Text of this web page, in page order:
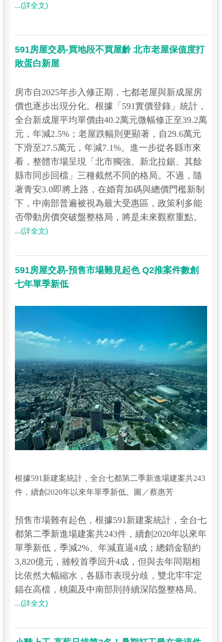
...(詳全文)
591房屋交易-買地段不買屋齡 北市老屋保值度打
敗蛋白新屋
房市自2025年步入修正期，七都老屋與新成屋房
價也逐步出現分化。根據「591實價登錄」統計，
全台新成屋平均單價由40.2萬元微幅修正至39.2萬
元，年減2.5%；老屋跌幅則更顯著，自29.6萬元
下滑至27.5萬元，年減7.1%。進一步從各縣市來
看，整體市場呈現「北市獨強、新北拉鋸、其餘
縣市同步回檔」三種截然不同的格局。不過，隨
著青安3.0即將上路，在婚育加碼與總價門檻新制
下，中南部普遍被視為最大受惠區，政策利多能
否帶動房價突破盤整格局，將是未來觀察重點。
...(詳全文)
591房屋交易-預售市場難見起色 Q2推案件數創
七年單季新低
根據591新建案統計，全台七都第二季新進場建案共243
件，續創2020年以來年單季新低。圖／蔡惠芳
預售市場難有起色，根據591新建案統計，全台七
都第二季新進場建案共243件，續創2020年以來年
單季新低，季減2%、年減直逼4成；總銷金額約
3,820億元，雖較首季回升4成，但與去年同期相
比依然大幅縮水，各縣市表現分歧，雙北牢牢定
錨在高檔，桃園及中南部則持續深陷盤整格局。
...(詳全文)